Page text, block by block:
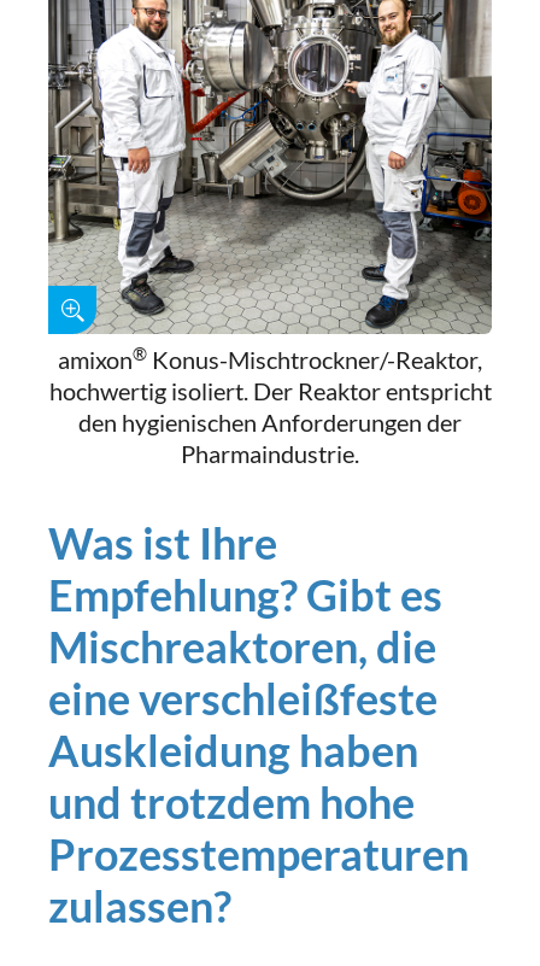
amixon® Konus-Mischtrockner/-Reaktor,
hochwertig isoliert. Der Reaktor entspricht
den hygienischen Anforderungen der
Pharmaindustrie.
Was ist Ihre
Empfehlung? Gibt es
Mischreaktoren, die
eine verschleißfeste
Auskleidung haben
und trotzdem hohe
Prozesstemperaturen
zulassen?